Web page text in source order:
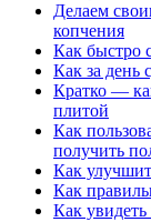
Делаем
копчения
Как быстро
Как за день
Кратко —
плитой
Как
получить
Как
Как
Как увидеть